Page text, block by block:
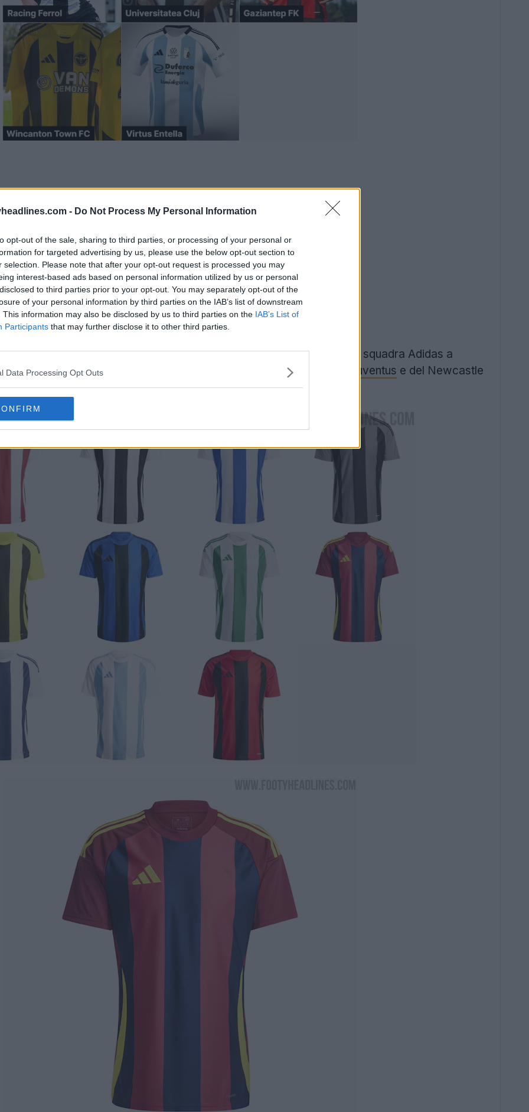
- Do Not Process My Personal Information
opt-out of the sale, sharing to third parties, or processing of your personal or
for targeted advertising by us, please use the below opt-out section to
selection. Please note that after your opt-out request is processed you may
interest-based ads based on personal information utilized by us or personal
to third parties prior to your opt-out. You may separately opt-out of the
of your personal information by third parties on the IAB’s list of downstream
This information may also be disclosed by us to third parties on the IAB’s List of
Participants that may further disclose it to other third parties.
Data Processing Opt Outs
Adidas 24-25 a strisce si basa interamente sull'abbigliamento da squadra Adidas a
simili dello spogliatoio, con solo le maglie home 24-25 della
Juventus e del Newcastle
aggiuntiva in rilievo.